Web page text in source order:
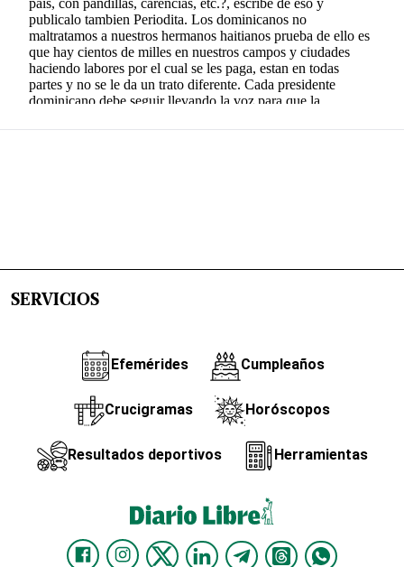
SERVICIOS
Efemérides Cumpleaños
Crucigramas Horóscopos
Resultados deportivos Herramientas